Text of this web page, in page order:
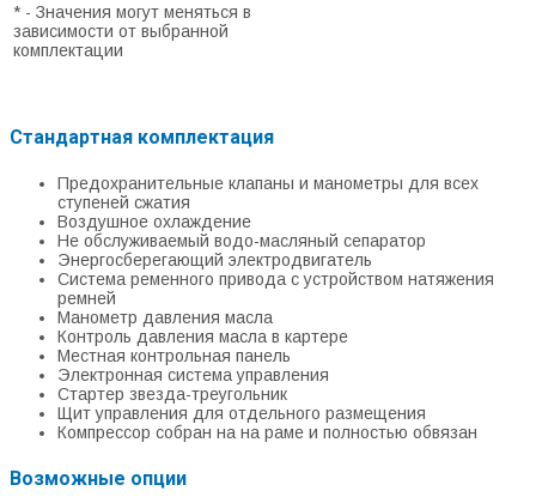
* - Значения могут меняться в
зависимости от выбранной
комплектации
Стандартная комплектация
Предохранительные клапаны и манометры для всех
ступеней сжатия
Воздушное охлаждение
Не обслуживаемый водо-масляный сепаратор
Энергосберегающий электродвигатель
Система ременного привода с устройством натяжения
ремней
Манометр давления масла
Контроль давления масла в картере
Местная контрольная панель
Электронная система управления
Стартер звезда-треугольник
Щит управления для отдельного размещения
Компрессор собран на на раме и полностью обвязан
Возможные опции